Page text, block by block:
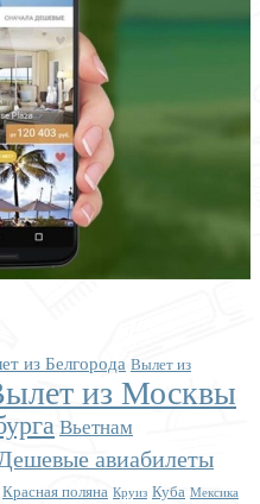
из Белгорода Вылет из
из Москвы
Вьетнам
Дешевые авиабилеты
Красная поляна Круиз Куба Мексика